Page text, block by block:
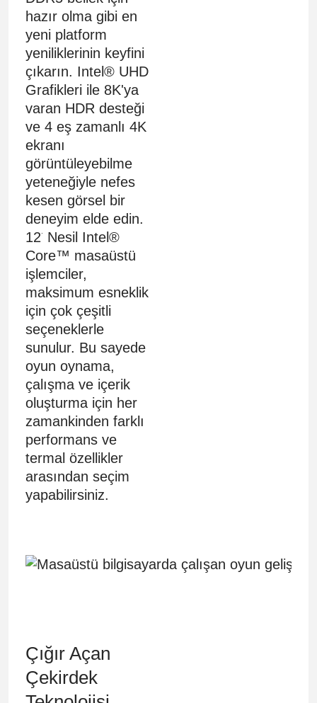
hazır olma gibi en
yeni platform
yeniliklerinin keyfini
çıkarın. Intel® UHD
Grafikleri ile 8K'ya
varan HDR desteği
ve 4 eş zamanlı 4K
ekranı
görüntüleyebilme
yeteneğiyle nefes
kesen görsel bir
deneyim elde edin.
12.
Nesil Intel®
Core™ masaüstü
işlemciler,
maksimum esneklik
için çok çeşitli
seçeneklerle
sunulur. Bu sayede
oyun oynama,
çalışma ve içerik
oluşturma için her
zamankinden farklı
performans ve
termal özellikler
arasından seçim
yapabilirsiniz.
Çığır Açan
Çekirdek